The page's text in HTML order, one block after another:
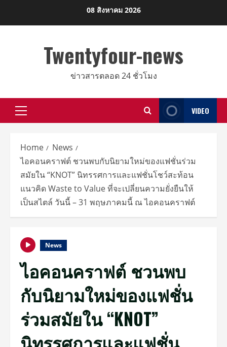
08 สิงหาคม 2026
Twentyfour-news
ข่าวสารตลอด 24 ชั่วโมง
Primary
VIDEO
Home
News
ไอคอนคราฟต์ ชวนพบกับนิยามใหม่ของแฟชั่นร่วม
สมัยใน “KNOT” นิทรรศการและแฟชั่นโชว์สะท้อน
แนวคิด Waste to Value ที่จะเปลี่ยนความยั่งยืนให้
เป็นสไตล์ วันนี้ – 31 พฤษภาคมนี้ ณ ไอคอนคราฟต์
News
ไอคอนคราฟต์ ชวนพบ
กับนิยามใหม่ของแฟชั่น
ร่วมสมัยใน “KNOT”